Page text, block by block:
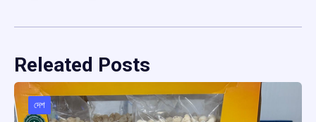
Releated Posts
দেশ